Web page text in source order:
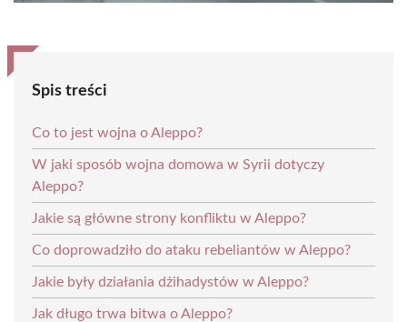
Spis treści
Co to jest wojna o Aleppo?
W jaki sposób wojna domowa w Syrii dotyczy
Aleppo?
Jakie są główne strony konfliktu w Aleppo?
Co doprowadziło do ataku rebeliantów w Aleppo?
Jakie były działania dżihadystów w Aleppo?
Jak długo trwa bitwa o Aleppo?